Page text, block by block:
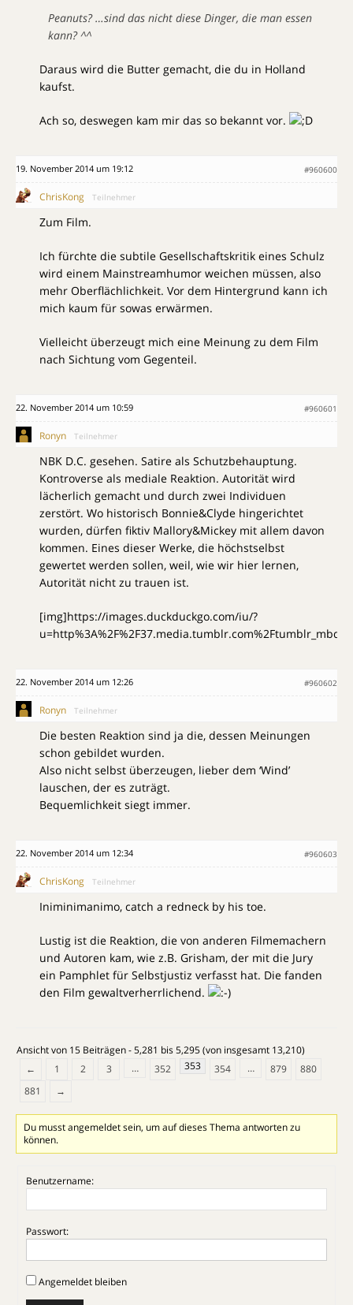
Peanuts? …sind das nicht diese Dinger, die man essen
kann? ^^
Daraus wird die Butter gemacht, die du in Holland
kaufst.
Ach so, deswegen kam mir das so bekannt vor.
19. November 2014 um 19:12 #960600
ChrisKong Teilnehmer
Zum Film.
Ich fürchte die subtile Gesellschaftskritik eines Schulz
wird einem Mainstreamhumor weichen müssen, also
mehr Oberflächlichkeit. Vor dem Hintergrund kann ich
mich kaum für sowas erwärmen.
Vielleicht überzeugt mich eine Meinung zu dem Film
nach Sichtung vom Gegenteil.
22. November 2014 um 10:59 #960601
Ronyn Teilnehmer
NBK D.C. gesehen. Satire als Schutzbehauptung.
Kontroverse als mediale Reaktion. Autorität wird
lächerlich gemacht und durch zwei Individuen
zerstört. Wo historisch Bonnie&Clyde hingerichtet
wurden, dürfen fiktiv Mallory&Mickey mit allem davon
kommen. Eines dieser Werke, die höchstselbst
gewertet werden sollen, weil, wie wir hier lernen,
Autorität nicht zu trauen ist.
[img]https://images.duckduckgo.com/iu/?
22. November 2014 um 12:26 #960602
Ronyn Teilnehmer
Die besten Reaktion sind ja die, dessen Meinungen
schon gebildet wurden.
Also nicht selbst überzeugen, lieber dem ‘Wind’
lauschen, der es zuträgt.
Bequemlichkeit siegt immer.
22. November 2014 um 12:34 #960603
ChrisKong Teilnehmer
Iniminimanimo, catch a redneck by his toe.
Lustig ist die Reaktion, die von anderen Filmemachern
und Autoren kam, wie z.B. Grisham, der mit die Jury
ein Pamphlet für Selbstjustiz verfasst hat. Die fanden
den Film gewaltverherrlichend.
Ansicht von 15 Beiträgen - 5,281 bis 5,295 (von insgesamt 13,210)
←
1 2 3 … 352 353 354 … 879
880
881
→
Du musst angemeldet sein, um auf dieses Thema antworten zu
können.
Benutzername:
Passwort:
Angemeldet bleiben